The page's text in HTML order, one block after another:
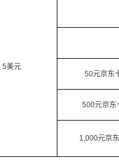
5美元
50元京东
500元京东
1,000元京